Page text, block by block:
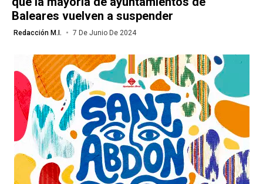
Baleares vuelven a suspender
Redacción M.I. 7 De Junio De 2024